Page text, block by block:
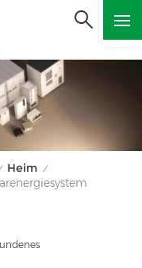
Heim /